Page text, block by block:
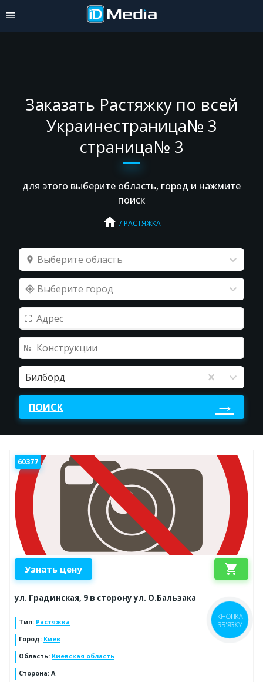
Заказать Растяжку по всей
Украинестраница№ 3
страница№ 3
для этого выберите область, город и нажмите
поиск
home РАСТЯЖКА
Выберите область
Выберите город
Билборд
ПОИСК
60377
Узнать цену shopping_cart
ул. Градинская, 9 в сторону ул. О.Бальзака
Тип: Растяжка
Город: Киев
Область: Киевская область
Сторона: A
КНОПКА
ЗВ'ЯЗКУ